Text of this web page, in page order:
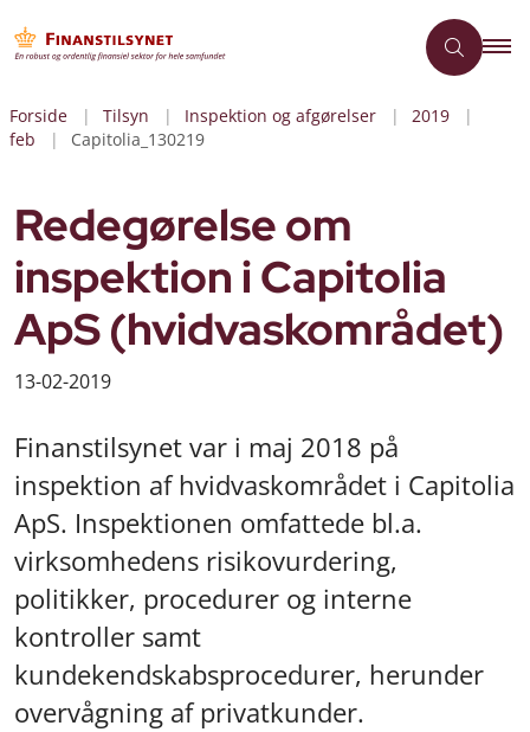
Forside Tilsyn Inspektion og afgørelser
2019
feb
Capitolia_130219
Redegørelse om
inspektion i Capitolia
ApS (hvidvaskområdet)
13-02-2019
Finanstilsynet var i maj 2018 på
inspektion af hvidvaskområdet i Capitolia
ApS. Inspektionen omfattede bl.a.
virksomhedens risikovurdering,
politikker, procedurer og interne
kontroller samt
kundekendskabsprocedurer, herunder
overvågning af privatkunder.